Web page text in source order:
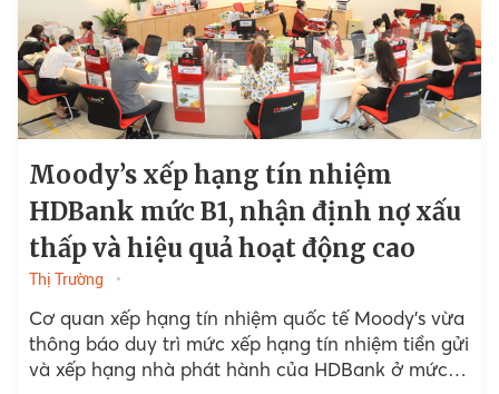
Moody’s xếp hạng tín nhiệm
HDBank mức B1, nhận định nợ xấu
thấp và hiệu quả hoạt động cao
Thị Trường
Cơ quan xếp hạng tín nhiệm quốc tế Moody’s vừa
thông báo duy trì mức xếp hạng tín nhiệm tiền gửi
và xếp hạng nhà phát hành của HDBank ở mức